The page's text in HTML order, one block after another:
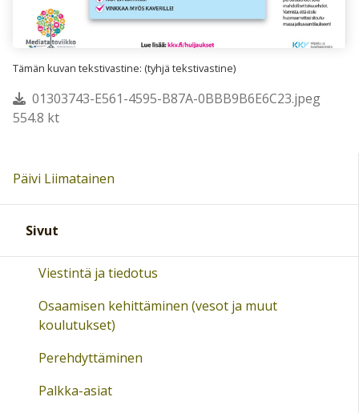
Tämän kuvan tekstivastine: (tyhjä tekstivastine)
01303743-E561-4595-B87A-0BBB9B6E6C23.jpeg
554.8 kt
Päivi Liimatainen
Sivut
Viestintä ja tiedotus
Osaamisen kehittäminen (vesot ja muut
koulutukset)
Perehdyttäminen
Palkka-asiat